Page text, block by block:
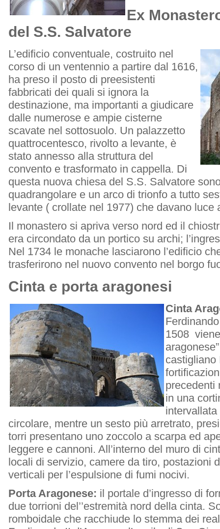
Ex
del S.S. Salvatore
L’edificio conventuale, costruito nel
corso di un ventennio a partire dal 1616,
ha preso il posto di preesistenti
fabbricati dei quali si ignora la
destinazione, ma importanti a giudicare
dalle numerose e ampie cisterne
scavate nel sottosuolo. Un palazzetto
quattrocentesco, rivolto a levante, è
stato annesso alla struttura del
convento e trasformato in cappella. Di
questa nuova chiesa del S.S. Salvatore
quadrangolare e un arco di trionfo a tutto
levante ( crollate nel 1977) che davano luce
Il monastero si apriva verso nord ed il
era circondato da un portico su archi;
Nel 1734 le monache lasciarono l’edificio
trasferirono nel nuovo convento nel borgo
Cinta e porta aragonesi
Cinta
1508
castigliano
precedenti
in una
circolare, mentre un sesto più arretrato,
torri presentano uno zoccolo a scarpa ed
leggere e cannoni. All’interno del muro di
locali di servizio, camere da tiro, postazioni
verticali per l’espulsione di fumi nocivi.
Porta Aragonese: il portale d’ingresso di
due torrioni del’’estremità nord della cinta.
romboidale che racchiude lo stemma dei